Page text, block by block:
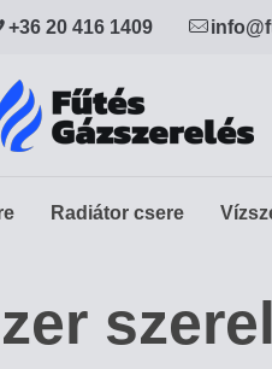
+36 20 416 1409
Radiátor csere